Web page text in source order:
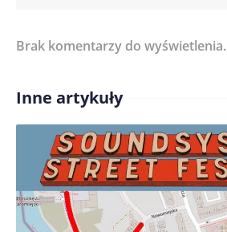
Treść komentarza*
Imię/ Nick*
Brak komentarzy do wyświetlenia.
Inne artykuły